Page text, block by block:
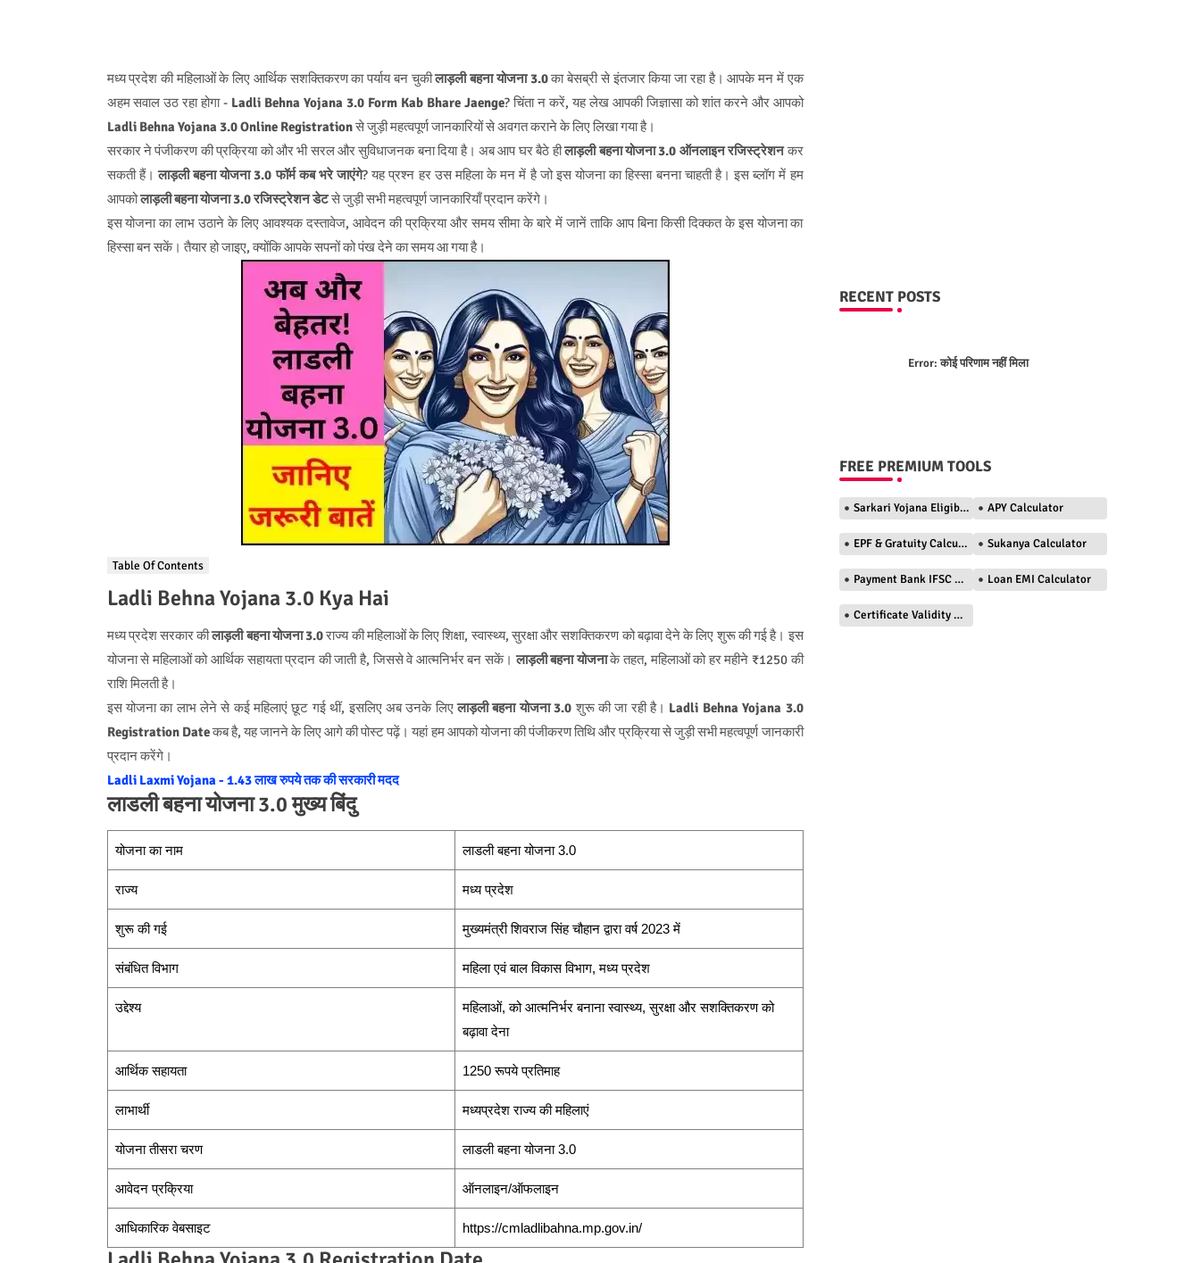
मध्य प्रदेश की महिलाओं के लिए आर्थिक सशक्तिकरण का पर्याय बन चुकीलाड़ली बहना योजना 3.0का बेसब्री से इंतजार किया जा रहा है। आपके मन में एक
अहम सवाल उठ रहा होगा - Ladli Behna Yojana 3.0 Form Kab Bhare Jaenge? चिंता न करें, यह लेख आपकी जिज्ञासा को शांत करने और आपको
Ladli Behna Yojana 3.0 Online Registrationसे जुड़ी महत्वपूर्ण जानकारियों से अवगत कराने के लिए लिखा गया है।
सरकार ने पंजीकरण की प्रक्रिया को और भी सरल और सुविधाजनक बना दिया है। अब आप घर बैठे हीलाड़ली बहना योजना 3.0 ऑनलाइन रजिस्ट्रेशनकर
सकती हैं।लाड़ली बहना योजना 3.0 फॉर्म कब भरे जाएंगे? यह प्रश्न हर उस महिला के मन में है जो इस योजना का हिस्सा बनना चाहती है। इस ब्लॉग में हम
आपकोलाड़ली बहना योजना 3.0 रजिस्ट्रेशन डेटसे जुड़ी सभी महत्वपूर्ण जानकारियाँ प्रदान करेंगे।
इस योजना का लाभ उठाने के लिए आवश्यक दस्तावेज, आवेदन की प्रक्रिया और समय सीमा के बारे में जानें ताकि आप बिना किसी दिक्कत के इस योजना का
हिस्सा बन सकें। तैयार हो जाइए, क्योंकि आपके सपनों को पंख देने का समय आ गया है।
Table Of Contents
Ladli Behna Yojana 3.0 Kya Hai
मध्य प्रदेश सरकार कीलाड़ली बहना योजना 3.0राज्य की महिलाओं के लिए शिक्षा, स्वास्थ्य, सुरक्षा और सशक्तिकरण को बढ़ावा देने के लिए शुरू की गई है। इस
योजना से महिलाओं को आर्थिक सहायता प्रदान की जाती है, जिससे वे आत्मनिर्भर बन सकें।लाड़ली बहना योजनाके तहत, महिलाओं को हर महीने ₹1250 की
राशि मिलती है।
इस योजना का लाभ लेने से कई महिलाएं छूट गई थीं, इसलिए अब उनके लिएलाड़ली बहना योजना 3.0 शुरू की जा रही है। Ladli Behna Yojana 3.0
Registration Dateकब है, यह जानने के लिए आगे की पोस्ट पढ़ें। यहां हम आपको योजना की पंजीकरण तिथि और प्रक्रिया से जुड़ी सभी महत्वपूर्ण जानकारी
प्रदान करेंगे।
Ladli Laxmi Yojana - 1.43 लाख रुपये तक की सरकारी मदद
लाडली बहना योजना 3.0 मुख्य बिंदु
योजना का नाम लाडली बहना योजना 3.0
राज्य मध्य प्रदेश
शुरू की गई मुख्यमंत्री शिवराज सिंह चौहान द्वारा वर्ष 2023 में
संबंधित विभाग महिला एवं बाल विकास विभाग, मध्य प्रदेश
उद्देश्य
महिलाओं, को आत्मनिर्भर बनाना स्वास्थ्य, सुरक्षा और सशक्तिकरण को
बढ़ावा देना
आर्थिक सहायता 1250 रूपये प्रतिमाह
लाभार्थी मध्यप्रदेश राज्य की महिलाएं
योजना तीसरा चरण लाडली बहना योजना 3.0
आवेदन प्रक्रिया ऑनलाइन/ऑफलाइन
आधिकारिक वेबसाइट https://cmladlibahna.mp.gov.in/
RECENT POSTS
Error:कोई परिणाम नहीं मिला
FREE PREMIUM TOOLS
Sarkari Yojana Eligibility Checker APY Calculator
EPF & Gratuity Calculator Sukanya Calculator
Payment Bank IFSC Finder Loan EMI Calculator
Certificate Validity Checker